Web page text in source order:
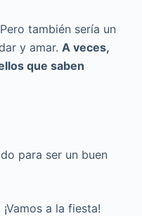
también sería un
y amar. A veces,
que saben
para ser un buen
a la fiesta!